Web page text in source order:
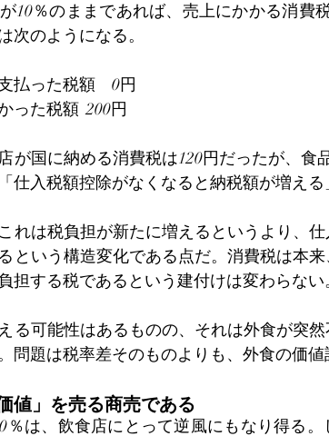
10％のままであれば、売上にかかる消費
次のようになる。
払った税額　0円
った税額  200円
が国に納める消費税は120円だったが、食
仕入税額控除がなくなると納税額が増える
れは税負担が新たに増えるというより、
という構造変化である点だ。消費税は本
担する税であるという建付けは変わらない
る可能性はあるものの、それは外食が突
問題は税率差そのものよりも、外食の価値
値」を売る商売である
％は、飲食店にとって逆風にもなり得る